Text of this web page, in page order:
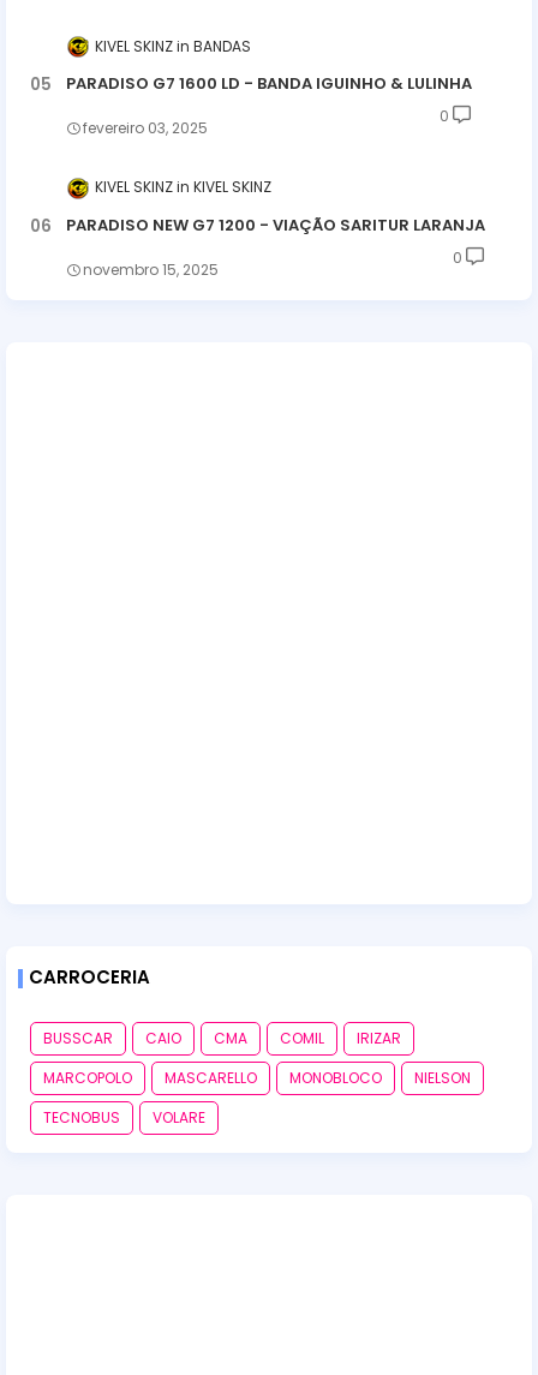
KIVEL SKINZ BANDAS
PARADISO G7 1600 LD - BANDA IGUINHO & LULINHA
fevereiro 03, 2025
0
KIVEL SKINZ KIVEL SKINZ
PARADISO NEW G7 1200 - VIAÇÃO SARITUR LARANJA
novembro 15, 2025
0
CARROCERIA
BUSSCAR CAIO CMA COMIL
IRIZAR
MARCOPOLO
MASCARELLO MONOBLOCO
NIELSON
TECNOBUS
VOLARE